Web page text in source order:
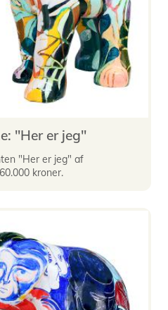
"Her er jeg"
"Her er jeg" af
kroner.